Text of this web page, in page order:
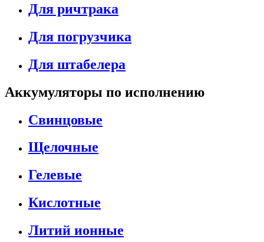
Для ричтрака
Для погрузчика
Для штабелера
Аккумуляторы по исполнению
Свинцовые
Щелочные
Гелевые
Кислотные
Литий ионные